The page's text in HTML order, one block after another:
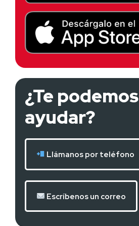
¿Te podemos
ayudar?
Llámanos por teléfono
Escríbenos un correo